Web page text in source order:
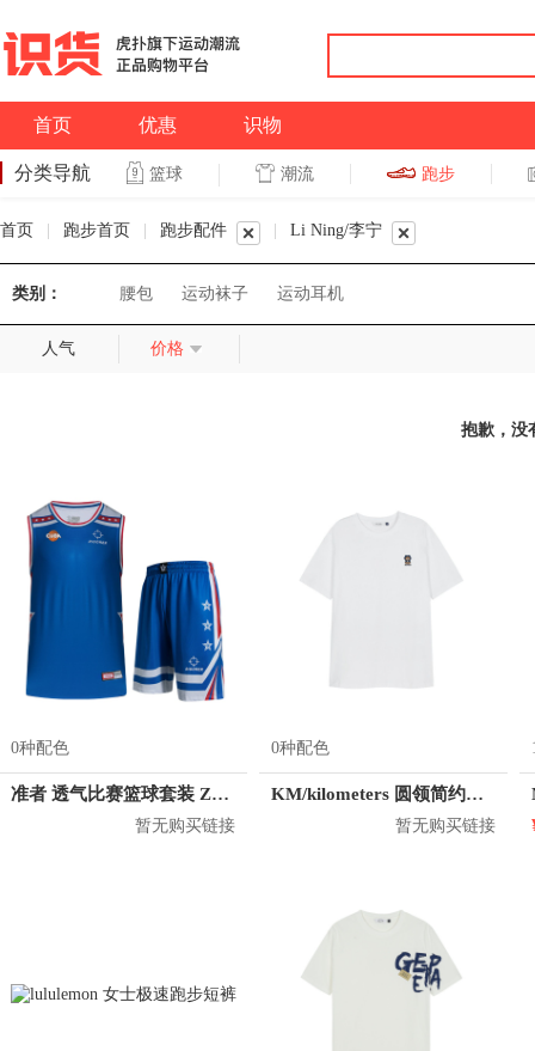
首页 优惠 识物
分类导航 篮球 潮流 跑步
首页 跑步首页 跑步配件 Li Ning/李宁
类别： 腰包 运动袜子 运动耳机
人气 价格
抱歉，没
0种配色
准者 透气比赛篮球套装 Z118210177
暂无购买链接
0种配色
KM/kilometers 圆领简约短袖T恤 M2X2108073
暂无购买链接